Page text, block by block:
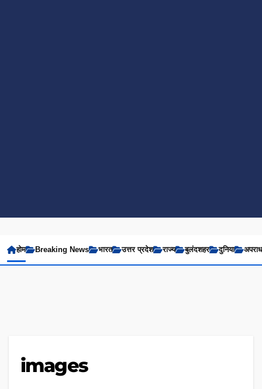
होम Breaking News भारत उत्तर प्रदेश राज्य बुलंदशहर दुनिया अपराध
images